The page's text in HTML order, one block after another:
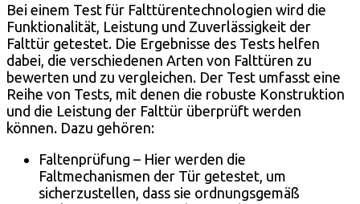
Bei einem Test für Falttürentechnologien wird die
Funktionalität, Leistung und Zuverlässigkeit der
Falttür getestet. Die Ergebnisse des Tests helfen
dabei, die verschiedenen Arten von Falttüren zu
bewerten und zu vergleichen. Der Test umfasst eine
Reihe von Tests, mit denen die robuste Konstruktion
und die Leistung der Falttür überprüft werden
können. Dazu gehören:
Faltenprüfung – Hier werden die
Faltmechanismen der Tür getestet, um
sicherzustellen, dass sie ordnungsgemäß